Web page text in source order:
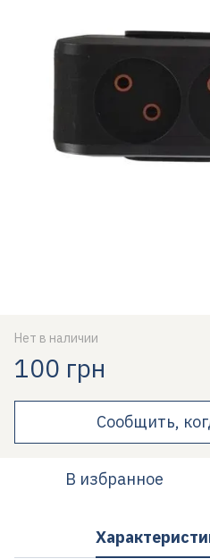
Нет в наличии
100 грн
Сообщить,
В избранное